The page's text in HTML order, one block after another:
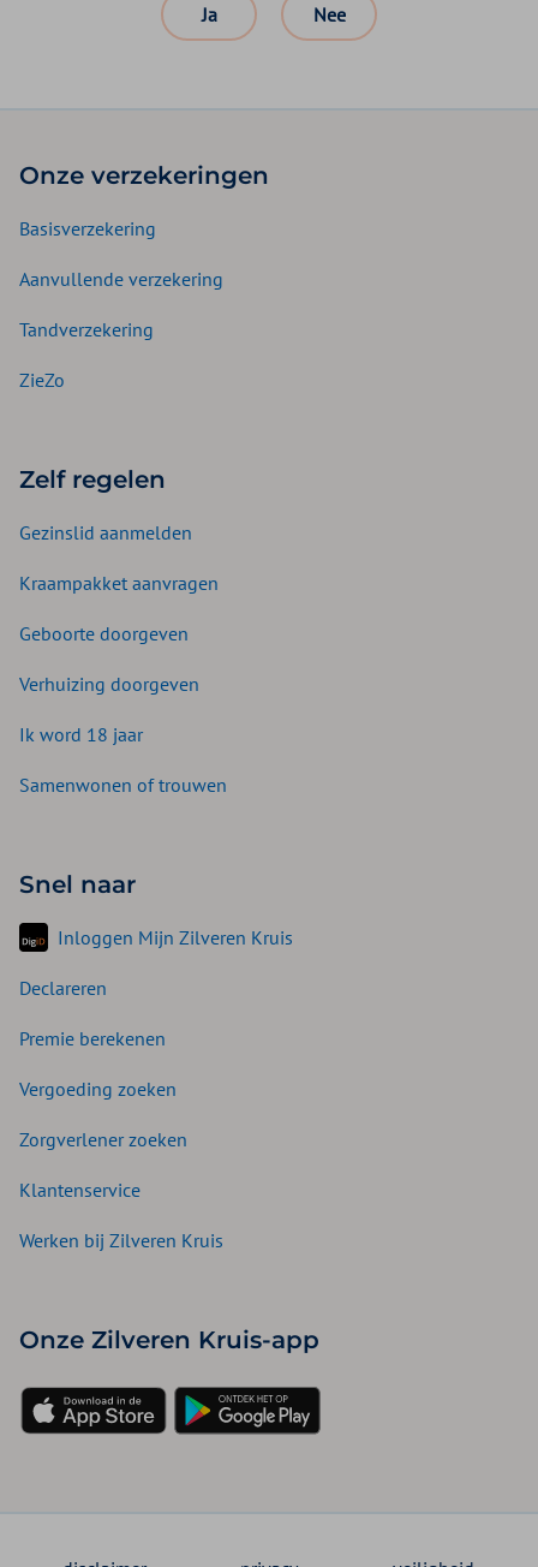
Ja Nee
Onze verzekeringen
Basisverzekering
Aanvullende verzekering
Tandverzekering
ZieZo
Zelf regelen
Gezinslid aanmelden
Kraampakket aanvragen
Geboorte doorgeven
Verhuizing doorgeven
Ik word 18 jaar
Samenwonen of trouwen
Snel naar
Inloggen Mijn Zilveren Kruis
Declareren
Premie berekenen
Vergoeding zoeken
Zorgverlener zoeken
Klantenservice
Werken bij Zilveren Kruis
Onze Zilveren Kruis-app